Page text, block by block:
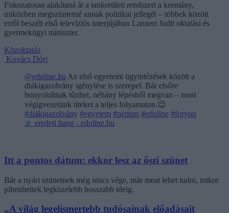
Fokozatosan alakítaná át a tankerületi rendszert a kormány,
miközben megszüntetné annak politikai jellegét – többek között
erről beszélt első televíziós interjújában Lannert Judit oktatási és
gyermekügyi miniszter.
Közoktatás
Kovács Dóri
@eduline.hu Az első egyetemi ügyintézések között a
diákigazolvány igénylése is szerepel. Bár elsőre
bonyolultnak tűnhet, néhány lépésből megvan – most
végigvezetünk titeket a teljes folyamaton.😉
#diákigazolvány #egyetem #neptun #eduline #foryou
♬ eredeti hang - eduline.hu
Itt a pontos dátum: ekkor lesz az őszi szünet
Bár a nyári szünetnek még nincs vége, már most lehet tudni, mikor
pihenhettek legközelebb hosszabb ideig.
„A világ legelismertebb tudósainak előadásait